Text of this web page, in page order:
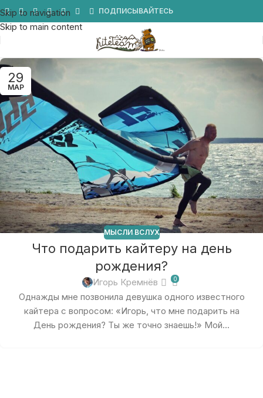
Skip to navigation
Skip to main content
ПОДПИСЫВАЙТЕСЬ
29
МАР
МЫСЛИ ВСЛУХ
Что подарить кайтеру на день
рождения?
Игорь Кремнёв 0
Однажды мне позвонила девушка одного известного
кайтера с вопросом: «Игорь, что мне подарить на
День рождения? Ты же точно знаешь!» Мой...